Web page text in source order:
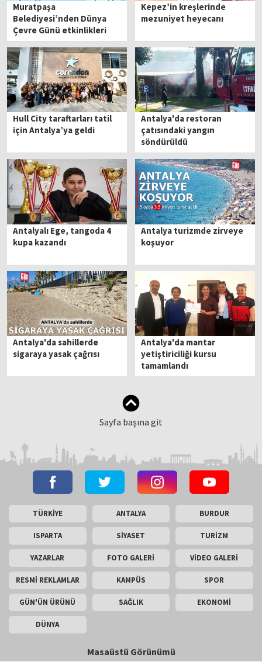
Muratpaşa
Belediyesi’nden Dünya
Çevre Günü etkinlikleri
Kepez’in kreşlerinde
mezuniyet heyecanı
Hull City taraftarları tatil
için Antalya’ya geldi
Antalya'da restoran
çatısındaki yangın
söndürüldü
Antalyalı Ege, tangoda 4
kupa kazandı
Antalya turizmde zirveye
koşuyor
Antalya'da sahillerde
sigaraya yasak çağrısı
Antalya'da mantar
yetiştiriciliği kursu
tamamlandı
Sayfa başına git
TÜRKİYE ANTALYA BURDUR
ISPARTA SİYASET TURİZM
YAZARLAR FOTO GALERİ VİDEO GALERİ
RESMİ REKLAMLAR KAMPÜS SPOR
GÜN'ÜN ÜRÜNÜ SAĞLIK EKONOMİ
DÜNYA
Masaüstü Görünümü